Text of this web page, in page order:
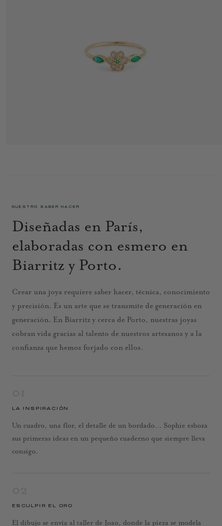
NUESTRO SABER HACER
Diseñadas en París,
elaboradas con esmero en
Biarritz y Porto.
Crear una joya requiere saber hacer, técnica, conocimiento
y precisión. Es un arte que se transmite de generación en
generación. En Biarritz y cerca de Porto, nuestras joyas
cobran vida gracias al talento de nuestros artesanos y a la
confianza que hemos forjado con ellos.
LA INSPIRACIÓN
Un cuadro, una flor, el detalle de un bordado… Sophie esboza
sus primeras ideas en un pequeño cuaderno que siempre lleva
consigo.
ESCULPIR EL ORO
El dibujo se envía al taller de Joao, donde la pieza se modela